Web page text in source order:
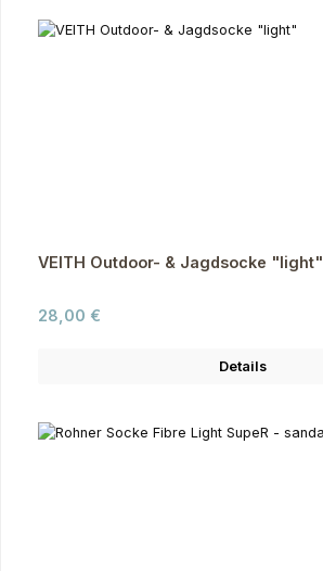
VEITH Outdoor- & Jagdsocke "light"
Regulärer Preis:
28,00 €
Details